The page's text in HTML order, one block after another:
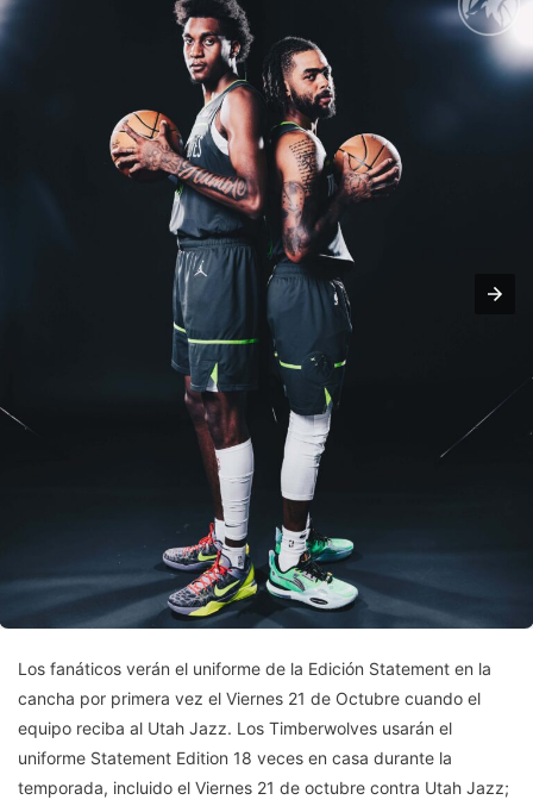
Los fanáticos verán el uniforme de la Edición Statement en la
cancha por primera vez el Viernes 21 de Octubre cuando el
equipo reciba al Utah Jazz. Los Timberwolves usarán el
uniforme Statement Edition 18 veces en casa durante la
temporada, incluido el Viernes 21 de octubre contra Utah Jazz;